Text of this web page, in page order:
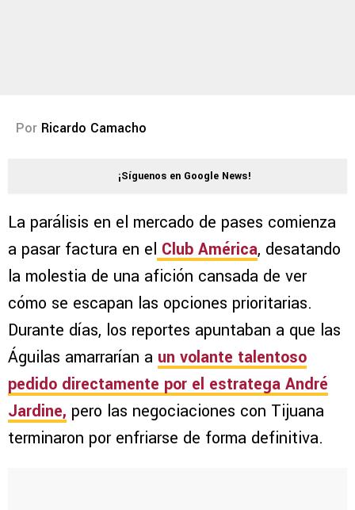
Por Ricardo Camacho
¡Síguenos en Google News!
La parálisis en el mercado de pases comienza
a pasar factura en el Club América, desatando
la molestia de una afición cansada de ver
cómo se escapan las opciones prioritarias.
Durante días, los reportes apuntaban a que las
Águilas amarrarían a un volante talentoso
pedido directamente por el estratega André
Jardine, pero las negociaciones con Tijuana
terminaron por enfriarse de forma definitiva.